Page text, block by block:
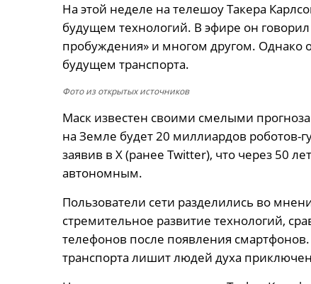
На этой неделе на телешоу Такера
будущем технологий. В эфире он
пробуждения» и многом другом. Однако
будущем транспорта.
Фото из открытых источников
Маск известен своими смелыми
на Земле будет 20 миллиардов
заявив в X (ранее Twitter), что через 50
автономным.
Пользователи сети разделились во
стремительное развитие технологий,
телефонов после появления
транспорта лишит людей духа